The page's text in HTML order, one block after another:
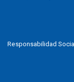
Responsabilidad